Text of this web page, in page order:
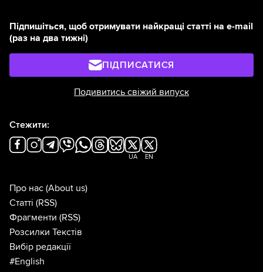
Підпишіться, щоб отримувати найкращі статті на e-mail
(раз на два тижні)
ПІДПИСАТИСЯ
Подивитись свіжий випуск
Стежити:
UA EN
Про нас (About us)
Статті (RSS)
Фрагменти (RSS)
Розсилки Текстів
Вибір редакції
#English